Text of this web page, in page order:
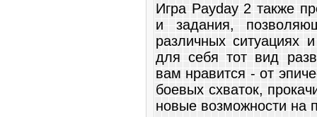
Игра Payday 2 также
и задания,
различных ситуациях
для себя тот вид
вам нравится - от
боевых схваток,
новые возможности на